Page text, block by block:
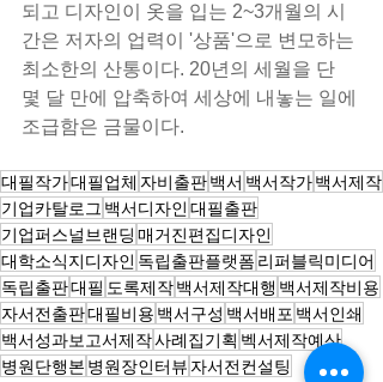
되고 디자인이 옷을 입는 2~3개월의 시
간은 저자의 업력이 '상품'으로 변모하는
최소한의 산통이다. 20년의 세월을 단
몇 달 만에 압축하여 세상에 내놓는 일에
조급함은 금물이다.
대필작가대필업체 자비출판백서 백서작가백서제작
기업카탈로그 백서디자인 대필출판
기업퍼스널브랜딩 매거진편집디자인
대학소식지디자인 독립출판플랫폼 리퍼블릭미디어
독립출판대필 도록제작백서제작대행 백서제작비용
자서전출판대필비용 백서구성 백서배포 백서인쇄
백서성과보고서제작사례집기획 벡서제작예산
병원단행본 병원장인터뷰 자서전컨설팅